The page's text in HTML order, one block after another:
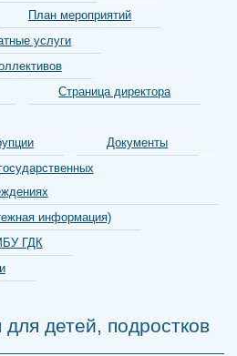
План мероприятий
услуги
Страница директора
Документы
информация)
ГДК
детей, подростков